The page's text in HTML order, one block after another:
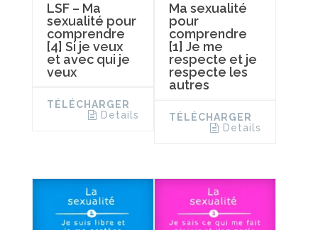
LSF – Ma
sexualité pour
comprendre
[4] Si je veux
et avec qui je
veux
TÉLÉCHARGER
Details
Ma sexualité
pour
comprendre
[1] Je me
respecte et je
respecte les
autres
TÉLÉCHARGER
Details